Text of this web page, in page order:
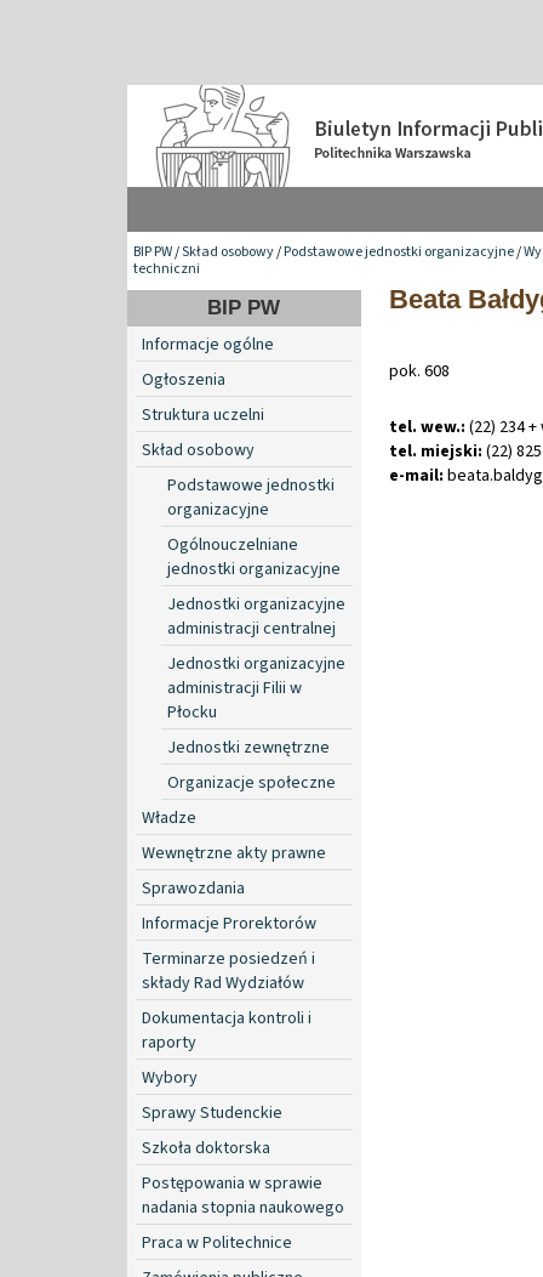
BIP PW/Skład osobowy/Podstawowe jednostki organizacyjne/
techniczni
BIP PW
Informacje ogólne
Ogłoszenia
Struktura uczelni
Skład osobowy
Podstawowe jednostki
organizacyjne
Ogólnouczelniane
jednostki organizacyjne
Jednostki organizacyjne
administracji centralnej
Jednostki organizacyjne
administracji Filii w
Płocku
Jednostki zewnętrzne
Organizacje społeczne
Władze
Wewnętrzne akty prawne
Sprawozdania
Informacje Prorektorów
Terminarze posiedzeń i
składy Rad Wydziałów
Dokumentacja kontroli i
raporty
Wybory
Sprawy Studenckie
Szkoła doktorska
Postępowania w sprawie
nadania stopnia naukowego
Praca w Politechnice
Beata
pok. 608
tel. wew.: (22) 234
tel. miejski: (22)
e-mail: beata.